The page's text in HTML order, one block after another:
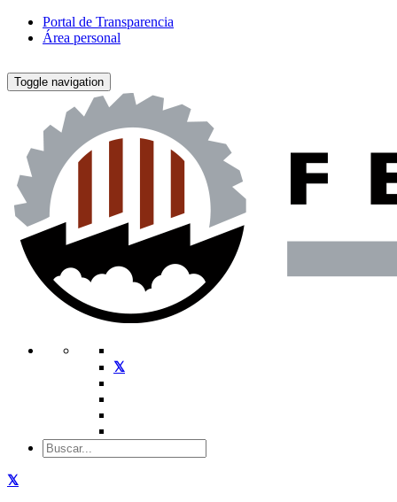
Portal de Transparencia
Área personal
Toggle navigation